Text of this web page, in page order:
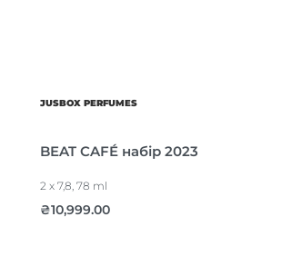
JUSBOX PERFUMES
BEAT CAFÉ набір 2023
2 x 7,8, 78 ml
₴10,999.00